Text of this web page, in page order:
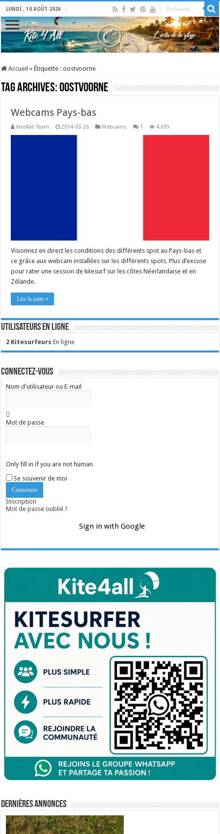
LUNDI , 10 AOÛT 2026
Accueil » Étiquette :oostvoorne
Tag Archives:oostvoorne
Webcams Pays-bas
Kite4all Team 2014-03-26 Webcams 1 4,693
Visionnez en direct les conditions des différents spot au Pays-bas et
ce grâce aux webcam installées sur les différents spots. Plus d’excuse
pour rater une session de kitesurf sur les côtes Néerlandaise et en
Zélande.
Lire la suite »
Utilisateurs en ligne
2 Kitesurfeurs En ligne
Connectez-vous
Nom d'utilisateur ou E-mail
Mot de passe
Only fill in if you are not human
Se souvenir de moi
Inscription
Mot de passe oublié ?
Sign in with Google
Dernières annonces